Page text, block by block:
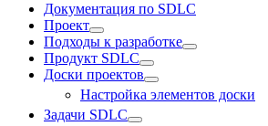
Документация по SDLC
Проект
Подходы к разработке
Продукт SDLC
Доски проектов
Настройка элементов доски
Задачи SDLC